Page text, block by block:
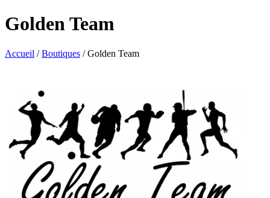
Golden Team
Accueil /Boutiques /Golden Team